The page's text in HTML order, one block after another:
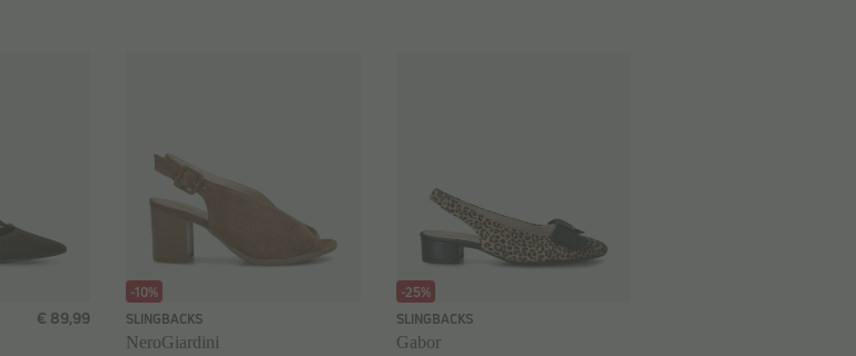
€ 89,99
-10%
SLINGBACKS
NeroGiardini
-25%
SLINGBACKS
Gabor